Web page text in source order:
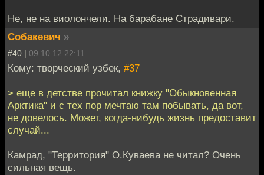
Не, не на виолончели. На барабане Страдивари.
Собакевич »
#40 | 09.10.12 22:11
Кому: творческий узбек, #37
> еще в детстве прочитал книжку "Обыкновенная
Арктика" и с тех пор мечтаю там побывать, да вот,
не довелось. Может, когда-нибудь жизнь предоставит
случай...
Камрад, "Территория" О.Куваева не читал? Очень
сильная вещь.